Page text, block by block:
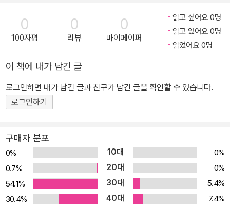
+ Audio CD + Sti
cker)
0
100자평
0
리뷰
0
마이페이퍼
읽고 싶어요 0명
읽고 있어요 0명
읽었어요 0명
이 책에 내가 남긴 글
로그인하면 내가 남긴 글과 친구가 남긴 글을 확인할 수 있습니다.
로그인하기
구매자 분포
0% 10대
0%
0.7%
20대
0%
54.1%
30대
5.4%
30.4%
40대
7.4%